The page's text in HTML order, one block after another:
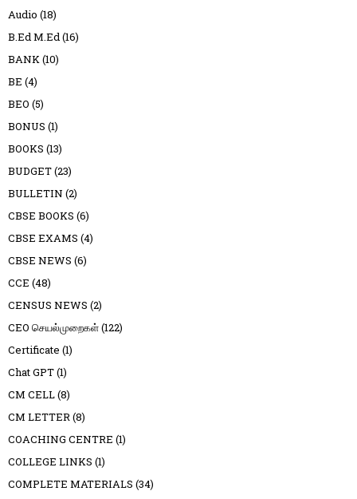
Audio (18)
B.Ed M.Ed(16)
BANK(10)
BE (4)
BEO (5)
BONUS (1)
BOOKS (13)
BUDGET(23)
BULLETIN (2)
CBSE BOOKS (6)
CBSE EXAMS (4)
CBSE NEWS (6)
CCE (48)
CENSUS NEWS (2)
CEO செயல்முறைகள்(122)
Certificate (1)
Chat GPT(1)
CM CELL(8)
CM LETTER(8)
COACHING CENTRE (1)
COLLEGE LINKS (1)
COMPLETE MATERIALS (34)